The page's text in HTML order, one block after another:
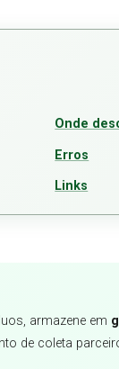
Onde
Erros
Links
armazene em
de coleta